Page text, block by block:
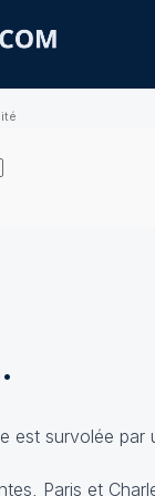
est survolée par
Paris et